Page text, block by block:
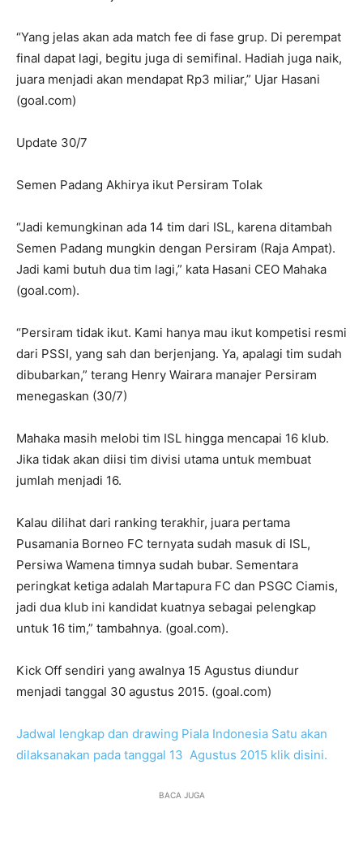
“Yang jelas akan ada match fee di fase grup. Di perempat
final dapat lagi, begitu juga di semifinal. Hadiah juga naik,
juara menjadi akan mendapat Rp3 miliar,” Ujar Hasani
(goal.com)
Update 30/7
Semen Padang Akhirya ikut Persiram Tolak
“Jadi kemungkinan ada 14 tim dari ISL, karena ditambah
Semen Padang mungkin dengan Persiram (Raja Ampat).
Jadi kami butuh dua tim lagi,” kata Hasani CEO Mahaka
(goal.com).
“Persiram tidak ikut. Kami hanya mau ikut kompetisi resmi
dari PSSI, yang sah dan berjenjang. Ya, apalagi tim sudah
dibubarkan,” terang Henry Wairara manajer Persiram
menegaskan (30/7)
Mahaka masih melobi tim ISL hingga mencapai 16 klub.
Jika tidak akan diisi tim divisi utama untuk membuat
jumlah menjadi 16.
Kalau dilihat dari ranking terakhir, juara pertama
Pusamania Borneo FC ternyata sudah masuk di ISL,
Persiwa Wamena timnya sudah bubar. Sementara
peringkat ketiga adalah Martapura FC dan PSGC Ciamis,
jadi dua klub ini kandidat kuatnya sebagai pelengkap
untuk 16 tim,” tambahnya. (goal.com).
Kick Off sendiri yang awalnya 15 Agustus diundur
menjadi tanggal 30 agustus 2015. (goal.com)
Jadwal lengkap dan drawing Piala Indonesia Satu akan
dilaksanakan pada tanggal 13 Agustus 2015 klik disini.
BACA JUGA